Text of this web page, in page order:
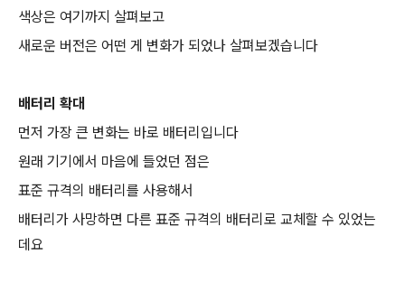
색상은 여기까지 살펴보고
새로운 버전은 어떤 게 변화가 되었나 살펴보겠습니다
배터리 확대
먼저 가장 큰 변화는 바로 배터리입니다
원래 기기에서 마음에 들었던 점은
표준 규격의 배터리를 사용해서
배터리가 사망하면 다른 표준 규격의 배터리로 교체할 수 있었는
데요